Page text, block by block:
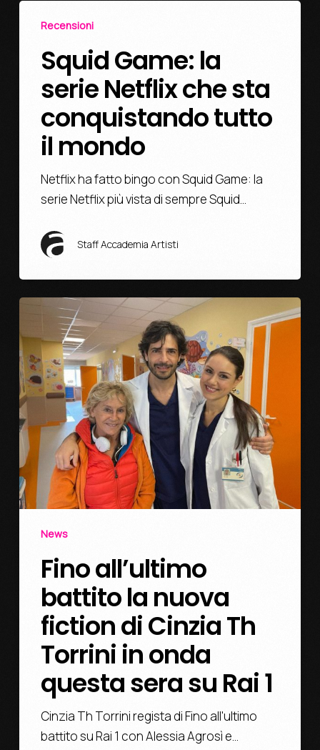
Recensioni
Squid Game: la
serie Netflix che sta
conquistando tutto
il mondo
Netflix ha fatto bingo con Squid Game: la
serie Netflix più vista di sempre Squid…
Staff Accademia Artisti
News
Fino all’ultimo
battito la nuova
fiction di Cinzia Th
Torrini in onda
questa sera su Rai 1
Cinzia Th Torrini regista di Fino all'ultimo
battito su Rai 1 con Alessia Agrosì e…